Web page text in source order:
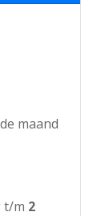
maand
t/m 2